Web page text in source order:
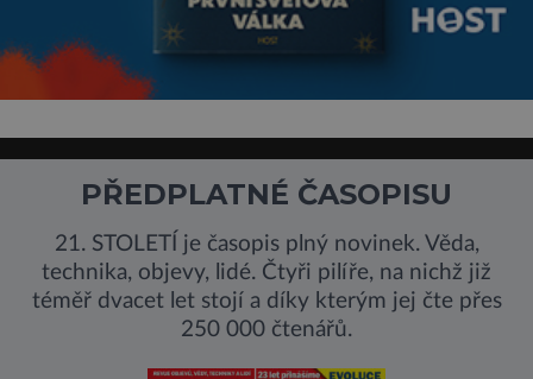
PŘEDPLATNÉ ČASOPISU
21. STOLETÍ je časopis plný novinek. Věda,
technika, objevy, lidé. Čtyři pilíře, na nichž již
téměř dvacet let stojí a díky kterým jej čte přes
250 000 čtenářů.